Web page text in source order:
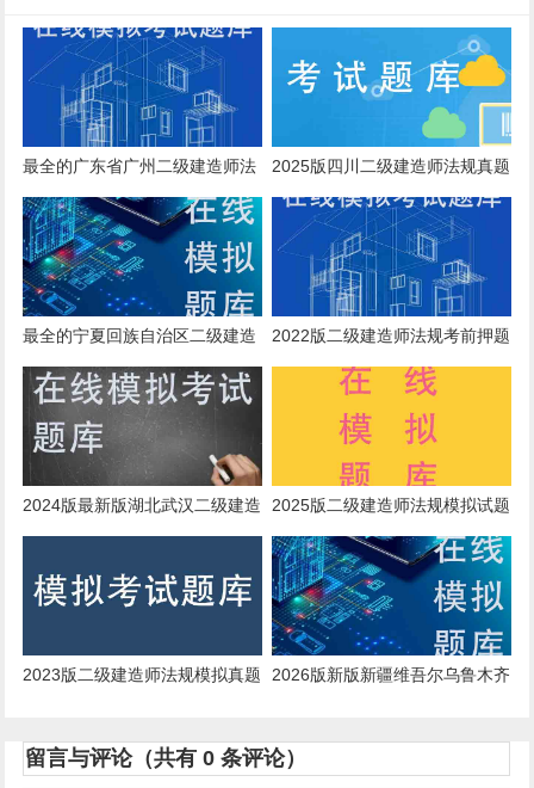
最全的广东省广州二级建造师法
规考核模拟练习题和考试时间
2025版四川二级建造师法规真题
库
最全的宁夏回族自治区二级建造
师法规在线考核模拟题库
2022版二级建造师法规考前押题
2024版最新版湖北武汉二级建造
2025版二级建造师法规模拟试题
2023版二级建造师法规模拟真题
2026版新版新疆维吾尔乌鲁木齐
题
留言与评论（共有0 条评论）